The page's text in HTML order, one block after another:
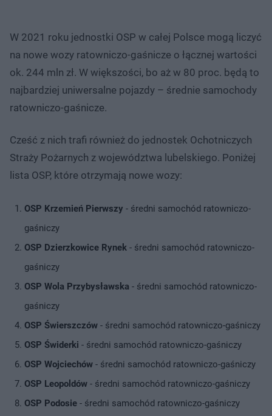
W 2021 roku jednostki OSP w całej Polsce mogą liczyć
na nowe wozy ratowniczo-gaśnicze o łącznej wartości
ok. 244 mln zł. W większości, bo aż w 80 proc. będą to
najbardziej uniwersalne pojazdy – średnie samochody
ratowniczo-gaśnicze.
Cześć z nich trafi również do jednostek Ochotniczych
Straży Pożarnych z województwa lubelskiego. Poniżej
lista OSP, które otrzymają nowe wozy:
OSP Krzemień Pierwszy - średni samochód ratowniczo-
gaśniczy
OSP Dzierzkowice Rynek - średni samochód ratowniczo-
gaśniczy
OSP Wola Przybysławska - średni samochód ratowniczo-
gaśniczy
OSP Świerszczów - średni samochód ratowniczo-gaśniczy
OSP Świderki - średni samochód ratowniczo-gaśniczy
OSP Wojciechów - średni samochód ratowniczo-gaśniczy
OSP Leopoldów - średni samochód ratowniczo-gaśniczy
OSP Podosie - średni samochód ratowniczo-gaśniczy